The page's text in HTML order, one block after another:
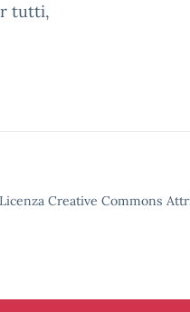
tutti,
Creative Commons